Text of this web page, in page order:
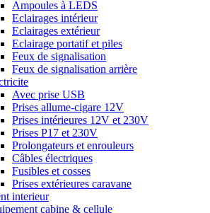
Ampoules à LEDS
Eclairages intérieur
Eclairages extérieur
Eclairage portatif et piles
Feux de signalisation
Feux de signalisation arrière
Avec prise USB
Prises allume-cigare 12V
Prises intérieures 12V et 230V
Prises P17 et 230V
Prolongateurs et enrouleurs
Câbles électriques
Fusibles et cosses
Prises extérieures caravane
interieur
cabine & cellule